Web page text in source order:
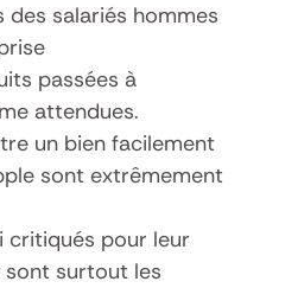
salariés hommes
passées à
attendues.
un bien facilement
sont extrêmement
critiqués pour leur
sont surtout les